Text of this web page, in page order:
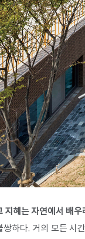
지혜는 자연에서 배우
쌍하다. 거의 모든 시